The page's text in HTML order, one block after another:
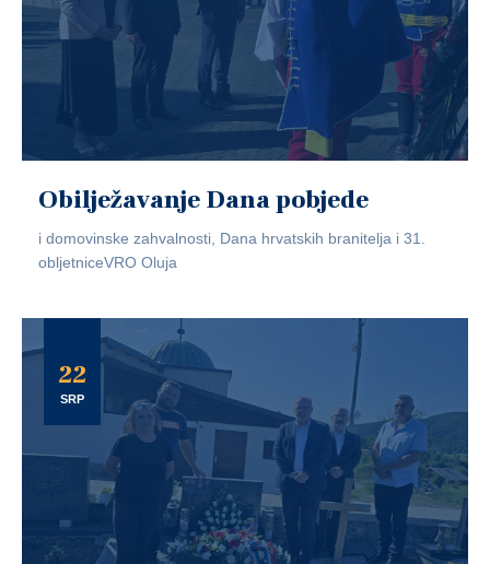
Obilježavanje Dana pobjede
i domovinske zahvalnosti, Dana hrvatskih branitelja i 31.
obljetniceVRO Oluja
22
SRP